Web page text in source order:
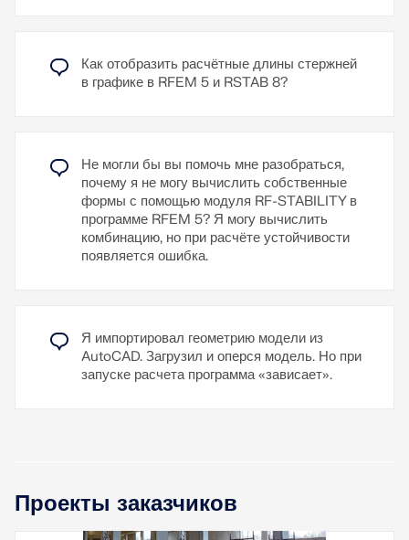
протокол можно экспортировать в RTF или PDF
файл, а также в VCmaster.
Как отобразить расчётные длины стержней
в графике в RFEM 5 и RSTAB 8?
Не могли бы вы помочь мне разобраться,
почему я не могу вычислить собственные
формы с помощью модуля RF-STABILITY в
программе RFEM 5? Я могу вычислить
комбинацию, но при расчёте устойчивости
появляется ошибка.
Я импортировал геометрию модели из
AutoCAD. Загрузил и оперся модель. Но при
запуске расчета программа «зависает».
Проекты заказчиков